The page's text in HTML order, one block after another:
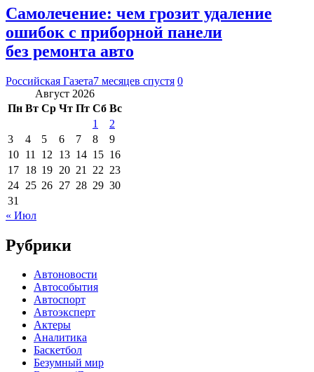
Самолечение: чем грозит удаление
ошибок с приборной панели
без ремонта авто
Российская Газета7 месяцев спустя 0
Август 2026
Пн Вт Ср Чт Пт Сб Вс
1
2
3
4 5 6 7 8
9
10 11 12 13 14 15 16
17 18 19 20 21 22 23
24 25 26 27 28 29 30
31
« Июл
Рубрики
Автоновости
Автособытия
Автоспорт
Автоэксперт
Актеры
Аналитика
Баскетбол
Безумный мир